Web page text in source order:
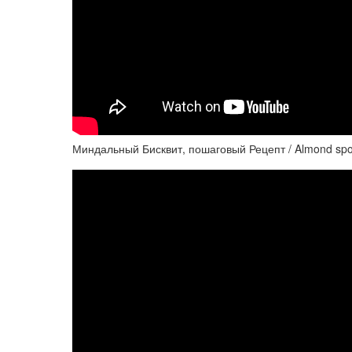
Миндальный Бисквит, пошаговый Рецепт / Almond